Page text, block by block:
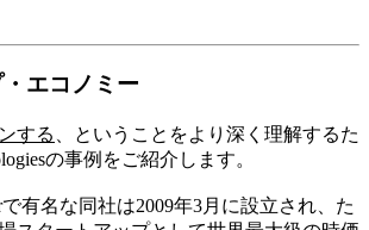
エコノミー
する
、ということをより深く理解するた
の事例をご紹介します。
有名な同社は2009年3月に設立され、た